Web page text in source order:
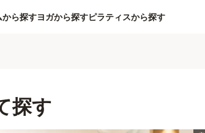
から探すヨガから探すピラティスから探す
探す